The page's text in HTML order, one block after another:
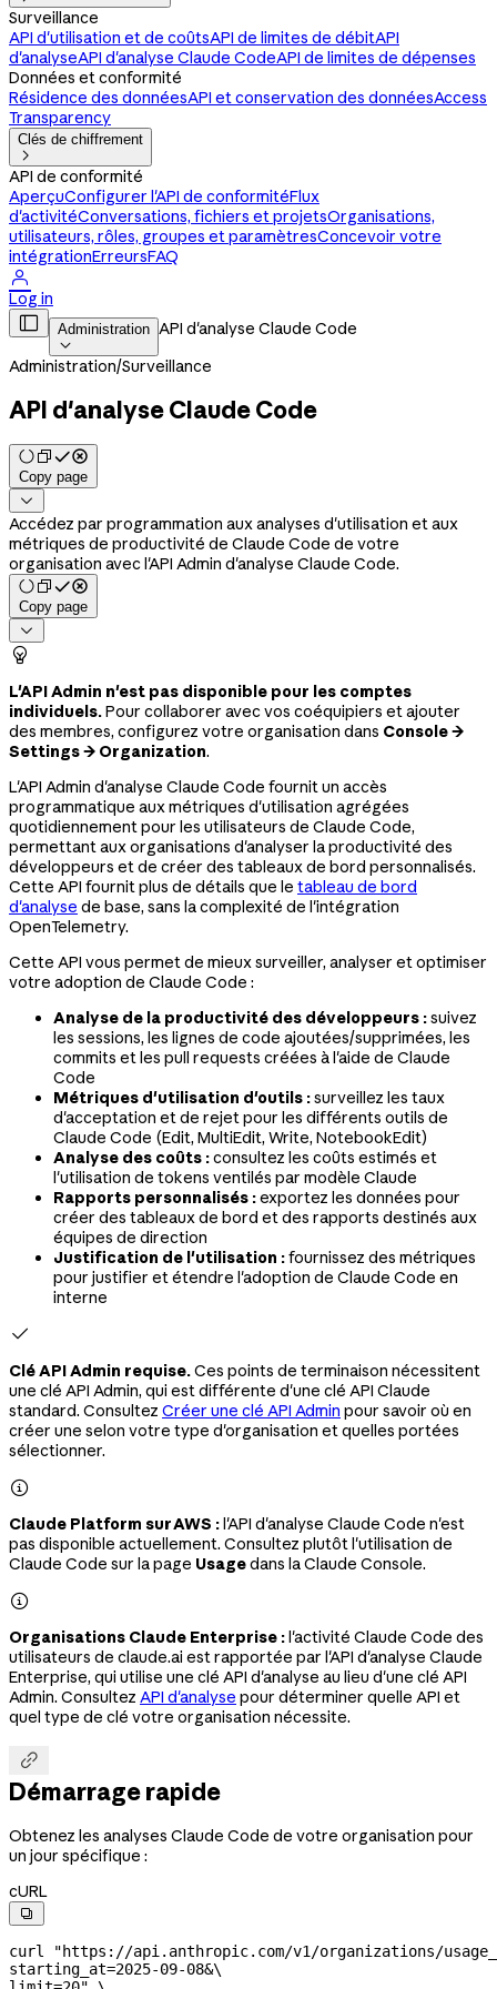
Surveillance
API d'utilisation et de coûtsAPI de limites de débitAPI
d'analyseAPI d'analyse Claude CodeAPI de limites de dépenses
Données et conformité
Résidence des donnéesAPI et conservation des donnéesAccess
Transparency
Clés de chiffrement

API de conformité
AperçuConfigurer l'API de conformitéFlux
d'activitéConversations, fichiers et projetsOrganisations,
utilisateurs, rôles, groupes et paramètresConcevoir votre
intégrationErreursFAQ

Log in
 Administration

API d'analyse Claude Code
Administration/Surveillance
API d'analyse Claude Code
Copy page

Accédez par programmation aux analyses d'utilisation et aux
métriques de productivité de Claude Code de votre
organisation avec l'API Admin d'analyse Claude Code.
Copy page


L'API Admin n'est pas disponible pour les comptes
individuels.Pour collaborer avec vos coéquipiers et ajouter
des membres, configurez votre organisation dans Console →
Settings → Organization.
L'API Admin d'analyse Claude Code fournit un accès
programmatique aux métriques d'utilisation agrégées
quotidiennement pour les utilisateurs de Claude Code,
permettant aux organisations d'analyser la productivité des
développeurs et de créer des tableaux de bord personnalisés.
Cette API fournit plus de détails que le tableau de bord
d'analyse de base, sans la complexité de l'intégration
OpenTelemetry.
Cette API vous permet de mieux surveiller, analyser et optimiser
votre adoption de Claude Code :
Analyse de la productivité des développeurs :suivez
les sessions, les lignes de code ajoutées/supprimées, les
commits et les pull requests créées à l'aide de Claude
Code
Métriques d'utilisation d'outils :surveillez les taux
d'acceptation et de rejet pour les différents outils de
Claude Code (Edit, MultiEdit, Write, NotebookEdit)
Analyse des coûts :consultez les coûts estimés et
l'utilisation de tokens ventilés par modèle Claude
Rapports personnalisés :exportez les données pour
créer des tableaux de bord et des rapports destinés aux
équipes de direction
Justification de l'utilisation :fournissez des métriques
pour justifier et étendre l'adoption de Claude Code en
interne

Clé API Admin requise.Ces points de terminaison nécessitent
une clé API Admin, qui est différente d'une clé API Claude
standard. Consultez Créer une clé API Admin pour savoir où en
créer une selon votre type d'organisation et quelles portées
sélectionner.

Claude Platform sur AWS :l'API d'analyse Claude Code n'est
pas disponible actuellement. Consultez plutôt l'utilisation de
Claude Code sur la page Usagedans la Claude Console.

Organisations Claude Enterprise :l'activité Claude Code des
utilisateurs de claude.ai est rapportée par l'API d'analyse Claude
Enterprise, qui utilise une clé API d'analyse au lieu d'une clé API
Admin. Consultez API d'analyse pour déterminer quelle API et
quel type de clé votre organisation nécessite.

Démarrage rapide
Obtenez les analyses Claude Code de votre organisation pour
un jour spécifique :
cURL

curl
"https://api.anthropic.com/v1/organizations/
starting_at=2025-09-08&\